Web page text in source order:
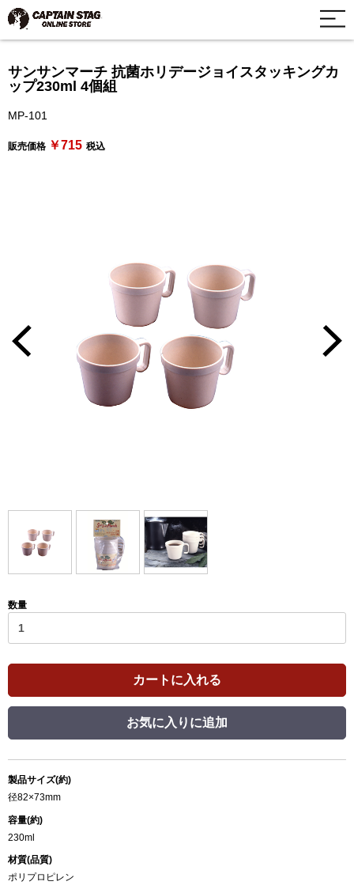
サンサンマーチ 抗菌ホリデージョイスタッキングカ
ップ230ml 4個組
MP-101
販売価格 ￥715 税込
数量
カートに入れる
お気に入りに追加
製品サイズ(約)
径82×73mm
容量(約)
230ml
材質(品質)
ポリプロピレン